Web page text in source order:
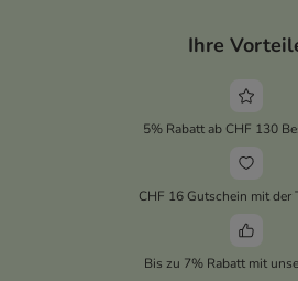
Ihre
5% Rabatt ab CHF 130
CHF 16 Gutschein mit der
Bis zu 7% Rabatt mit